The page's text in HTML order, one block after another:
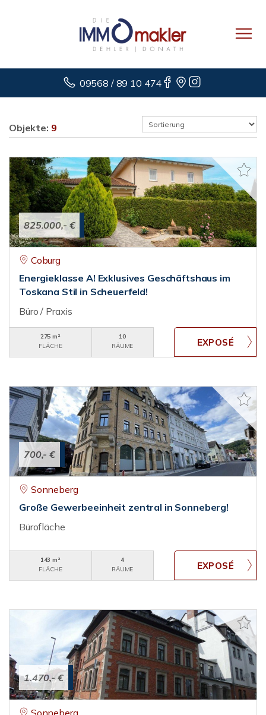
09568 / 89 10 474
Objekte: 9
825.000,- €
Coburg
Energieklasse A! Exklusives Geschäftshaus im
Toskana Stil in Scheuerfeld!
Büro / Praxis
275 m²
FLÄCHE
10
RÄUME
700,- €
Sonneberg
Große Gewerbeeinheit zentral in Sonneberg!
Bürofläche
143 m²
FLÄCHE
4
RÄUME
1.470,- €
Sonneberg